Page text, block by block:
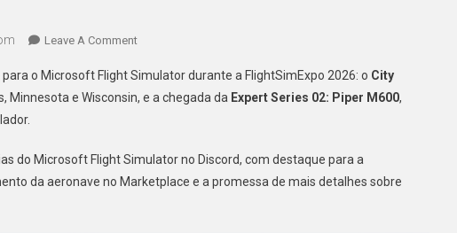
Leave A CommentOn
Libera
City
E
Piper
o Microsoft Flight Simulator durante a FlightSimExpo 2026: o City
Minnesota e Wisconsin, e a chegada da Expert Series 02: Piper M600,
do Microsoft Flight Simulator no Discord, com destaque para a
da aeronave no Marketplace e a promessa de mais detalhes sobre